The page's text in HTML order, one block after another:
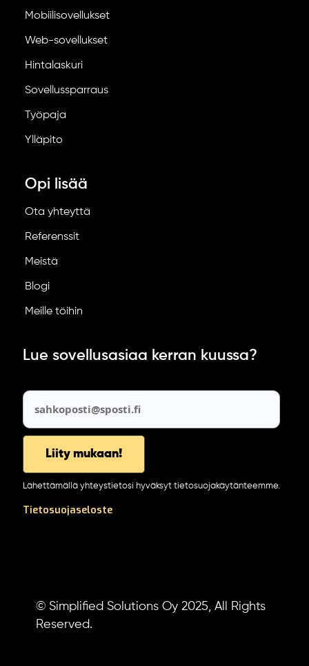
Mobiilisovellukset
Web-sovellukset
Hintalaskuri
Sovellussparraus
Työpaja
Ylläpito
Opi lisää
Ota yhteyttä
Referenssit
Meistä
Blogi
Meille töihin
Lue sovellusasiaa kerran kuussa?
Lähettämällä yhteystietosi hyväksyt tietosuojakäytänteemme.
Tietosuojaseloste
© Simplified Solutions Oy 2025, All Rights
Reserved.